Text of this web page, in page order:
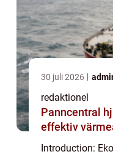
30 juli 2026
redaktionel
Panncentral hjärtat i en trygg och
effektiv
Introduction: